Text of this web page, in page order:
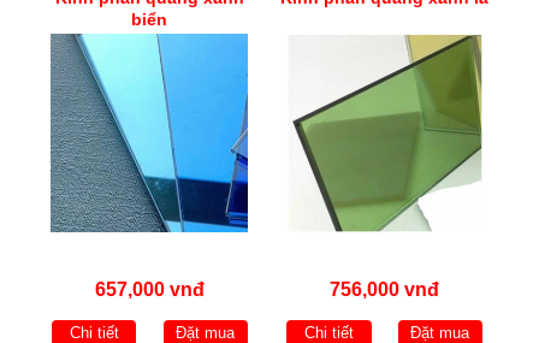
biển
657,000 vnđ
Chi tiết Đặt mua
756,000 vnđ
Chi tiết Đặt mua